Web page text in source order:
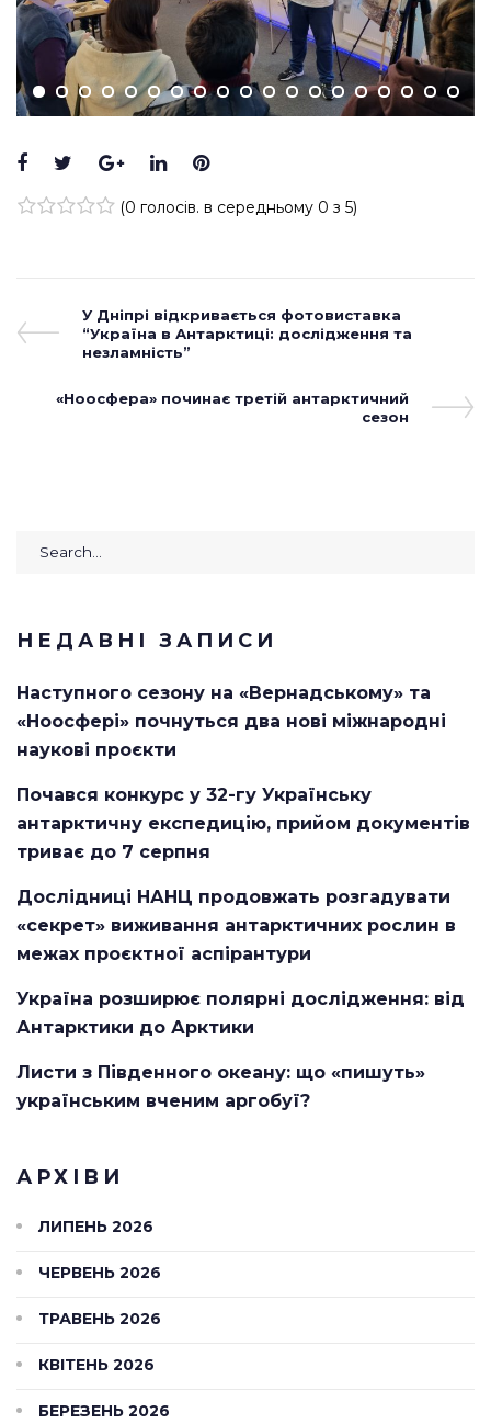
Facebook
TwitterGoogle+
LinkedInPinterest
(0 голосів. в середньому 0 з 5)
Навігація
записів
Previous
Post
У Дніпрі відкривається фотовиставка
“Україна в Антарктиці: дослідження та
незламність”
Next
«Ноосфера» починає третій антарктичний
сезон
Search
НЕДАВНІ ЗАПИСИ
Наступного сезону на «Вернадському» та
«Ноосфері» почнуться два нові міжнародні
наукові проєкти
Почався конкурс у 32-гу Українську
антарктичну експедицію, прийом документів
триває до 7 серпня
Дослідниці НАНЦ продовжать розгадувати
«секрет» виживання антарктичних рослин в
межах проєктної аспірантури
Україна розширює полярні дослідження: від
Антарктики до Арктики
Листи з Південного океану: що «пишуть»
українським вченим аргобуї?
АРХІВИ
ЛИПЕНЬ 2026
ЧЕРВЕНЬ 2026
ТРАВЕНЬ 2026
КВІТЕНЬ 2026
БЕРЕЗЕНЬ 2026